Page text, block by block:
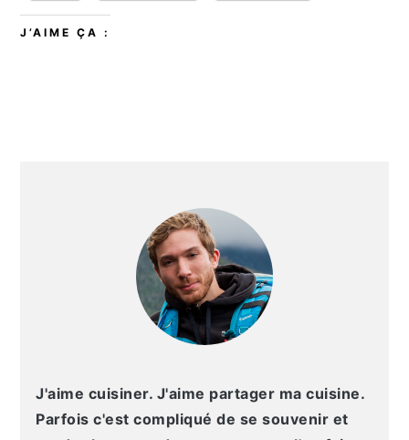
J’AIME ÇA :
PRINCIPALE
J'aime cuisiner. J'aime partager ma cuisine.
Parfois c'est compliqué de se souvenir et